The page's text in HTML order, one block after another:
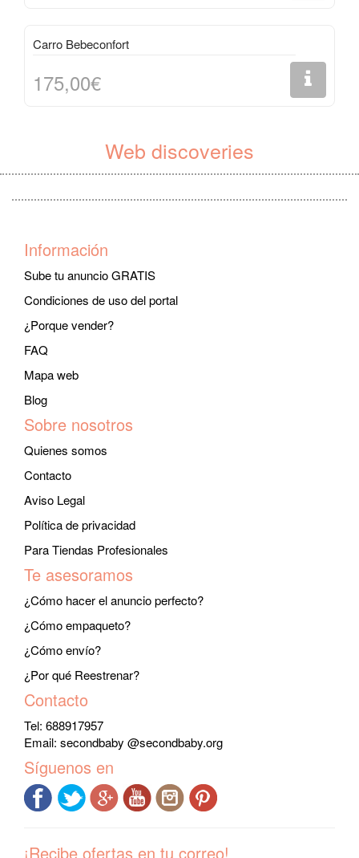
Carro Bebeconfort
175,00€
Web discoveries
Información
Sube tu anuncio GRATIS
Condiciones de uso del portal
¿Porque vender?
FAQ
Mapa web
Blog
Sobre nosotros
Quienes somos
Contacto
Aviso Legal
Política de privacidad
Para Tiendas Profesionales
Te asesoramos
¿Cómo hacer el anuncio perfecto?
¿Cómo empaqueto?
¿Cómo envío?
¿Por qué Reestrenar?
Contacto
Tel: 688917957
Email: secondbaby @secondbaby.org
Síguenos en
¡Recibe ofertas en tu correo!